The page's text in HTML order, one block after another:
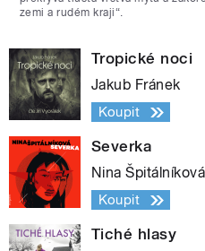
zemi a rudém kraji“.
Tropické noci
Jakub Fránek
Koupit
Severka
Nina Špitálníková
Koupit
Tiché hlasy